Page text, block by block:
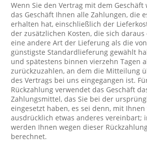
Wenn Sie den Vertrag mit dem
das Geschäft Ihnen alle Zahlungen, die
erhalten hat, einschließlich der
der zusätzlichen Kosten, die sich daraus
eine andere Art der Lieferung als die
günstigste Standardlieferung gewählt
und spätestens binnen vierzehn Tagen
zurückzuzahlen, an dem die Mitteilung
des Vertrags bei uns eingegangen ist.
Rückzahlung verwendet das Geschäft
Zahlungsmittel, das Sie bei der
eingesetzt haben, es sei denn, mit
ausdrücklich etwas anderes vereinbart;
werden Ihnen wegen dieser
berechnet.